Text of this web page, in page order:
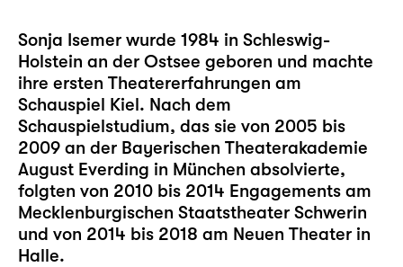
Sonja Isemer wurde 1984 in Schleswig-
Holstein an der Ostsee geboren und machte
ihre ersten Theatererfahrungen am
Schauspiel Kiel. Nach dem
Schauspielstudium, das sie von 2005 bis
2009 an der Bayerischen Theaterakademie
August Everding in München absolvierte,
folgten von 2010 bis 2014 Engagements am
Mecklenburgischen Staatstheater Schwerin
und von 2014 bis 2018 am Neuen Theater in
Halle.